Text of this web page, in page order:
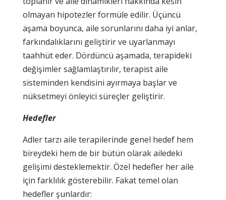
olmayan hipotezler formüle edilir. Üçüncü
aşama boyunca, aile sorunlarını daha iyi anlar,
farkındalıklarını geliştirir ve uyarlanmayı
taahhüt eder. Dördüncü aşamada, terapideki
değişimler sağlamlaştırılır, terapist aile
sisteminden kendisini ayırmaya başlar ve
nüksetmeyi önleyici süreçler geliştirir.
Hedefler
Adler tarzı aile terapilerinde genel hedef hem
bireydeki hem de bir bütün olarak ailedeki
gelişimi desteklemektir. Özel hedefler her aile
için farklılık gösterebilir. Fakat temel olan
hedefler şunlardır: